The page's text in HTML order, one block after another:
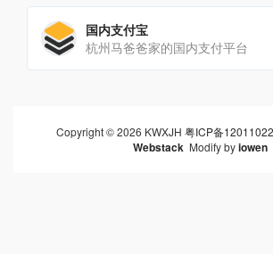
国内支付宝
杭州马爸爸家的国内支付平台
Copyright © 2026 KWXJH 粤ICP备
Webstack Modify byiowen